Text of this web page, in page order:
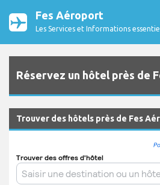
Fes Aéroport
Les Services et Informations
Réservez un hôtel près de
Trouver des hôtels près de Fes